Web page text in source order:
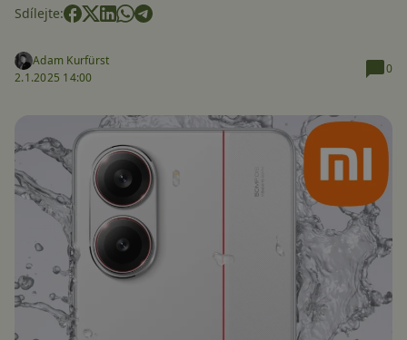
Sdílejte:
Adam Kurfürst
2.1.2025 14:00
0